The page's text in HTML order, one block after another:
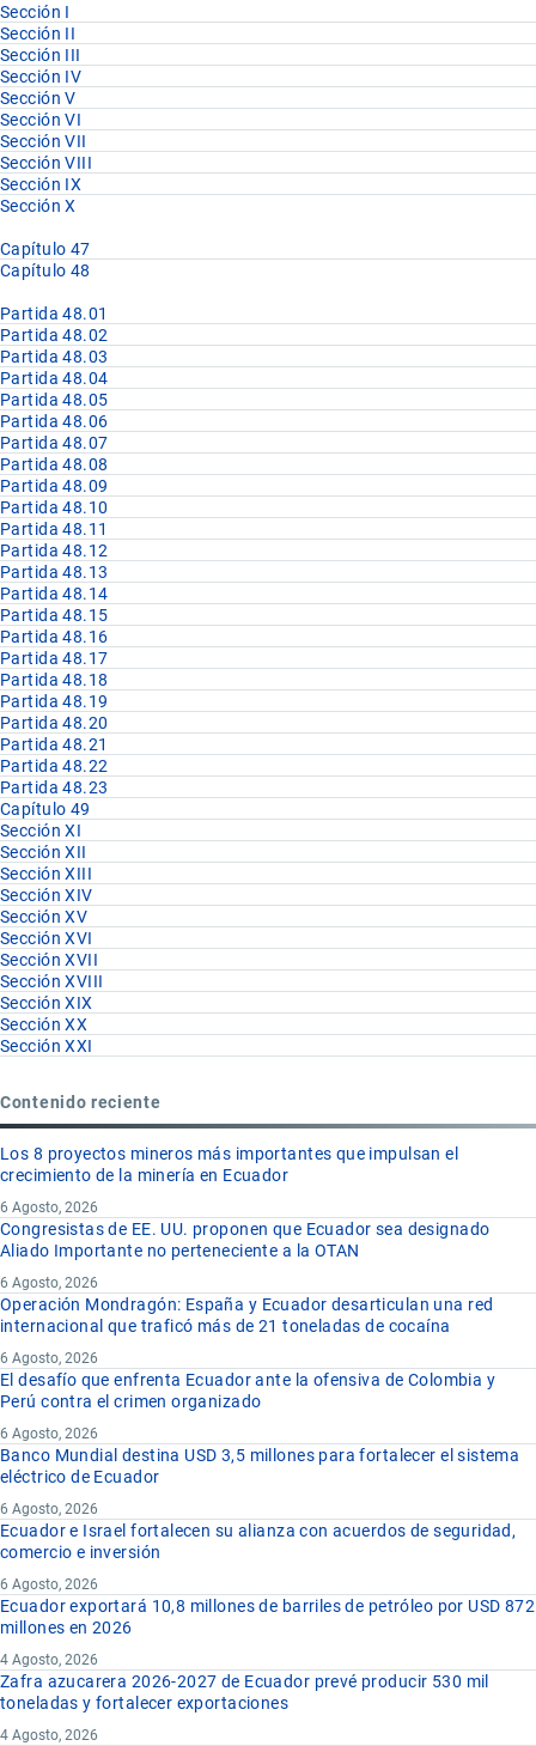
Sección I
Sección II
Sección III
Sección IV
Sección V
Sección VI
Sección VII
Sección VIII
Sección IX
Sección X
Capítulo 47
Capítulo 48
Partida 48.01
Partida 48.02
Partida 48.03
Partida 48.04
Partida 48.05
Partida 48.06
Partida 48.07
Partida 48.08
Partida 48.09
Partida 48.10
Partida 48.11
Partida 48.12
Partida 48.13
Partida 48.14
Partida 48.15
Partida 48.16
Partida 48.17
Partida 48.18
Partida 48.19
Partida 48.20
Partida 48.21
Partida 48.22
Partida 48.23
Capítulo 49
Sección XI
Sección XII
Sección XIII
Sección XIV
Sección XV
Sección XVI
Sección XVII
Sección XVIII
Sección XIX
Sección XX
Sección XXI
Contenido reciente
Los 8 proyectos mineros más importantes que impulsan el
crecimiento de la minería en Ecuador
6 Agosto, 2026
Congresistas de EE. UU. proponen que Ecuador sea designado
Aliado Importante no perteneciente a la OTAN
6 Agosto, 2026
Operación Mondragón: España y Ecuador desarticulan una red
internacional que traficó más de 21 toneladas de cocaína
6 Agosto, 2026
El desafío que enfrenta Ecuador ante la ofensiva de Colombia y
Perú contra el crimen organizado
6 Agosto, 2026
Banco Mundial destina USD 3,5 millones para fortalecer el sistema
eléctrico de Ecuador
6 Agosto, 2026
Ecuador e Israel fortalecen su alianza con acuerdos de seguridad,
comercio e inversión
6 Agosto, 2026
Ecuador exportará 10,8 millones de barriles de petróleo por USD 872
millones en 2026
4 Agosto, 2026
Zafra azucarera 2026-2027 de Ecuador prevé producir 530 mil
toneladas y fortalecer exportaciones
4 Agosto, 2026